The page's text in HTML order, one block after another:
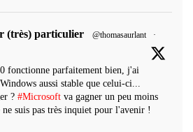
(très) particulier @thomasaurlant
·
fonctionne parfaitement bien, j'ai
aussi stable que celui-ci...
? #Microsoft va gagner un peu moins
suis pas très inquiet pour l'avenir !